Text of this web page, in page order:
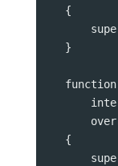
    {
    }
    {